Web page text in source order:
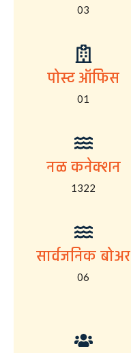
03
पोस्ट ऑफिस
01
नळ कनेक्शन
1322
सार्वजनिक बोअर
06